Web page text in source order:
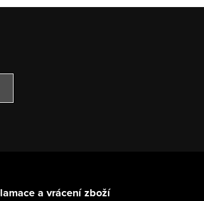
a vrácení zboží